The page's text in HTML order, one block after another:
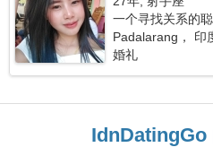
一个寻找关系的
Padalarang， 印
婚礼
IdnDatingGo